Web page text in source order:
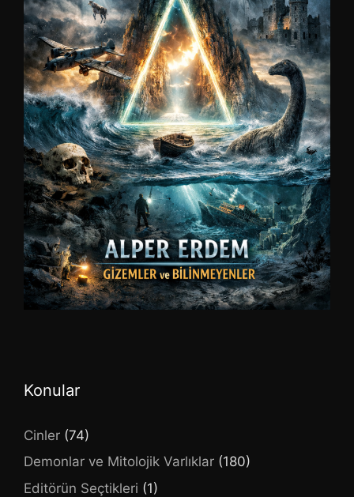
Konular
Cinler (74)
Demonlar ve Mitolojik Varlıklar (180)
Editörün Seçtikleri (1)